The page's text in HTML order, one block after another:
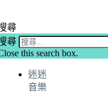
尋
尋
this search box.
迷迷
音樂